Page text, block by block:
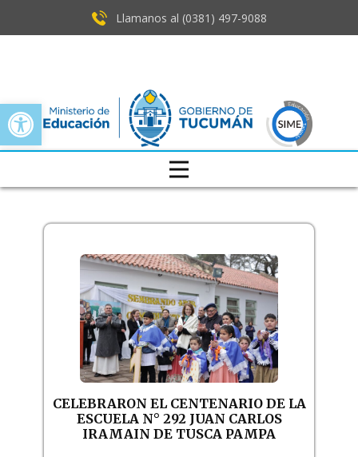
Open toolbar
Llamanos al (0381) ​497-9088
CELEBRARON EL CENTENARIO DE LA
ESCUELA N° 292 JUAN CARLOS
IRAMAIN DE TUSCA PAMPA